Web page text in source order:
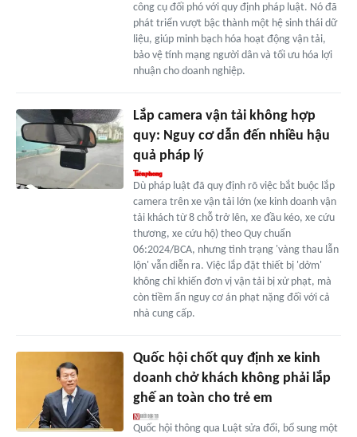
công cụ đối phó với quy định pháp luật. Nó đã
phát triển vượt bậc thành một hệ sinh thái dữ
liệu, giúp minh bạch hóa hoạt động vận tải,
bảo vệ tính mạng người dân và tối ưu hóa lợi
nhuận cho doanh nghiệp.
Lắp camera vận tải không hợp
quy: Nguy cơ dẫn đến nhiều hậu
quả pháp lý
Dù pháp luật đã quy định rõ việc bắt buộc lắp
camera trên xe vận tải lớn (xe kinh doanh vận
tải khách từ 8 chỗ trở lên, xe đầu kéo, xe cứu
thương, xe cứu hộ) theo Quy chuẩn
06:2024/BCA, nhưng tình trạng 'vàng thau lẫn
lộn' vẫn diễn ra. Việc lắp đặt thiết bị 'dởm'
không chỉ khiến đơn vị vận tải bị xử phạt, mà
còn tiềm ẩn nguy cơ án phạt nặng đối với cả
nhà cung cấp.
Quốc hội chốt quy định xe kinh
doanh chở khách không phải lắp
ghế an toàn cho trẻ em
Quốc hội thông qua Luật sửa đổi, bổ sung một